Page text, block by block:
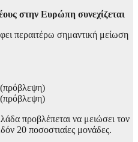
στην Ευρώπη συνεχίζεται
περαιτέρω σημαντική μείωση
προβλέπεται να μειώσει τον
20 ποσοστιαίες μονάδες.